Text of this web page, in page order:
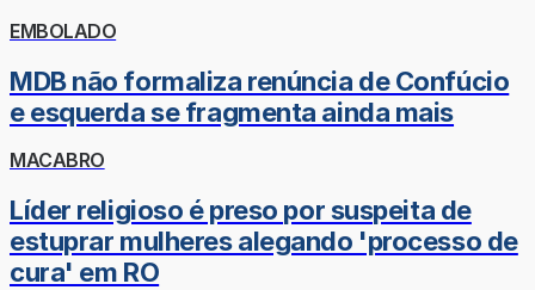
EMBOLADO
MDB não formaliza renúncia de Confúcio
e esquerda se fragmenta ainda mais
MACABRO
Líder religioso é preso por suspeita de
estuprar mulheres alegando 'processo de
cura' em RO